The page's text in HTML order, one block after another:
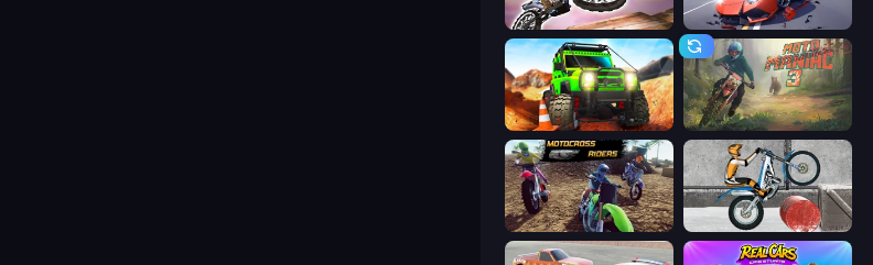
Trial Bike Epic Stunts Hyper Cars Ramp Crash
Offroad Life 3D Moto Maniac 3
MotoCross Riders Trials Ice Ride